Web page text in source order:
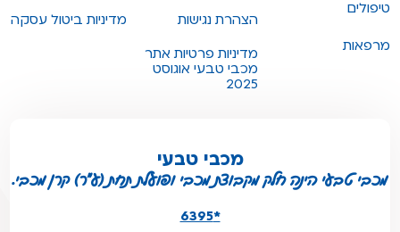
טיפולים
מרפאות
הצהרת נגישות
מדיניות פרטיות אתר
מכבי טבעי אוגוסט
2025
מדיניות ביטול עסקה
מכבי טבעי
מכבי טבעי הינה חלק מקבוצת מכבי ופועלת תחת (ע"ר) קרן מכבי.
*6395